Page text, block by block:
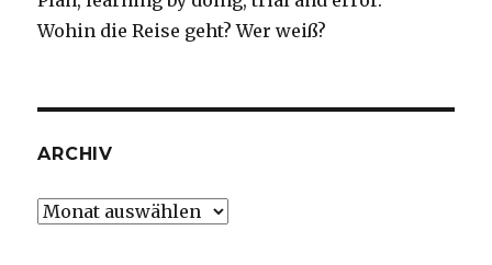
Wohin die Reise geht? Wer weiß?
ARCHIV
Archiv